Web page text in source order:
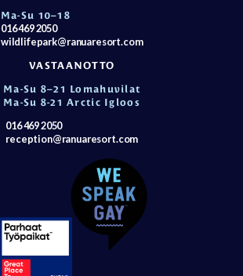
Ma-Su 10–18
016 469 2050
wildlifepark@ranuaresort.com
VASTAANOTTO
Ma-Su 8–21 Lomahuvilat
Ma-Su 8-21 Arctic Igloos
016 469 2050
reception@ranuaresort.com